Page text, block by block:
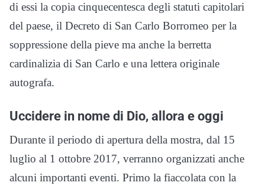
di essi la copia cinquecentesca degli statuti capitolari
del paese, il Decreto di San Carlo Borromeo per la
soppressione della pieve ma anche la berretta
cardinalizia di San Carlo e una lettera originale
autografa.
Uccidere in nome di Dio, allora e oggi
Durante il periodo di apertura della mostra, dal 15
luglio al 1 ottobre 2017, verranno organizzati anche
alcuni importanti eventi. Primo la fiaccolata con la